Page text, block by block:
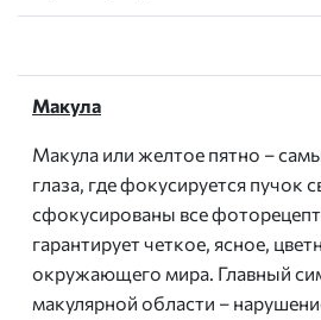
Макула
Макула или желтое пятно –
глаза, где фокусируется пучок
сфокусированы все
гарантирует четкое, ясное,
окружающего мира. Главный
макулярной области –